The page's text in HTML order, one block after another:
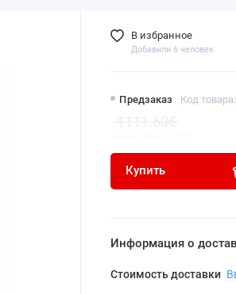
Предзаказ Код товара:
Купить
В избранное
Добавили 6 человек
Информация о
Стоимость доставки